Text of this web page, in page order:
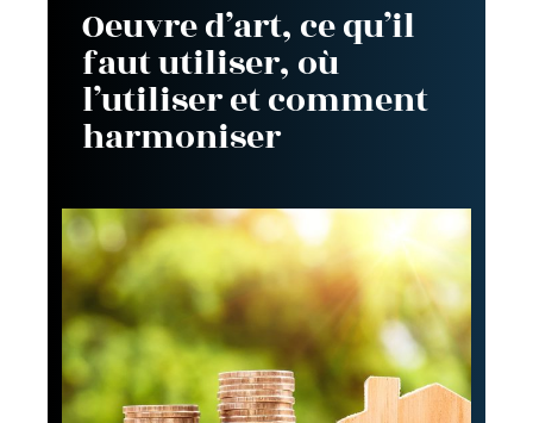
Oeuvre d’art, ce qu’il
faut utiliser, où
l’utiliser et comment
harmoniser